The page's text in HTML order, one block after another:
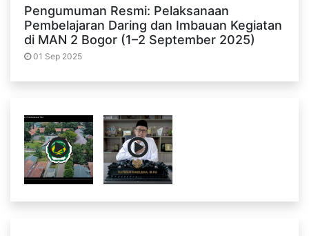
Pengumuman Resmi: Pelaksanaan
Pembelajaran Daring dan Imbauan Kegiatan
di MAN 2 Bogor (1–2 September 2025)
01 Sep 2025